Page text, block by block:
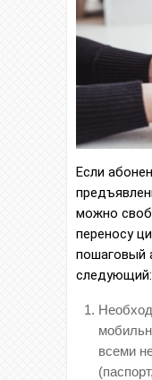
Если
можно
переносу
пошаговый
следующий:
всеми